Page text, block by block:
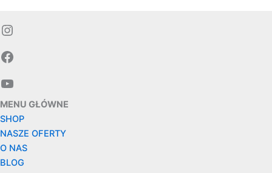
Instagram
Facebook
YouTube
MENU GŁÓWNE
SHOP
NASZE OFERTY
O NAS
BLOG